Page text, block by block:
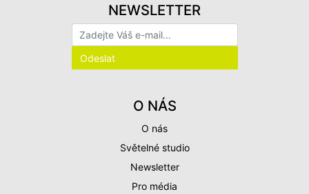
O NÁS
O nás
Světelné studio
Newsletter
Pro média
NEWSLETTER